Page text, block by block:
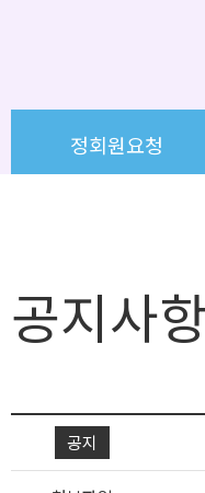
정회원요청
공지사항
공지